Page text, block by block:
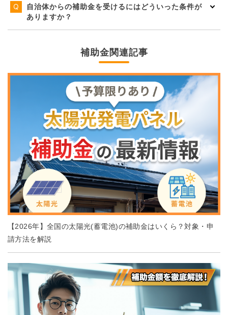
自治体からの補助金を受けるにはどういった条件が
ありますか？
補助金関連記事
【2026年】全国の太陽光(蓄電池)の補助金はいくら？対象・申
請方法を解説